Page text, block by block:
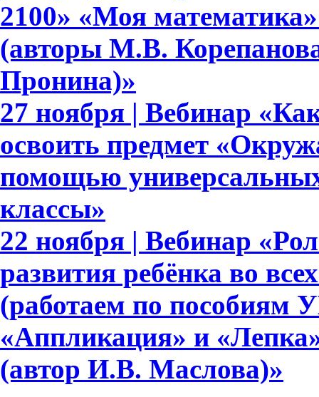
2100» «Моя
(авторы М.В.
Пронина)»
27 ноября | Вебинар
освоить предмет
помощью
классы»
22 ноября | Вебинар
развития ребёнка во
(работаем по пособиям
«Аппликация» и
(автор И.В. Маслова)»